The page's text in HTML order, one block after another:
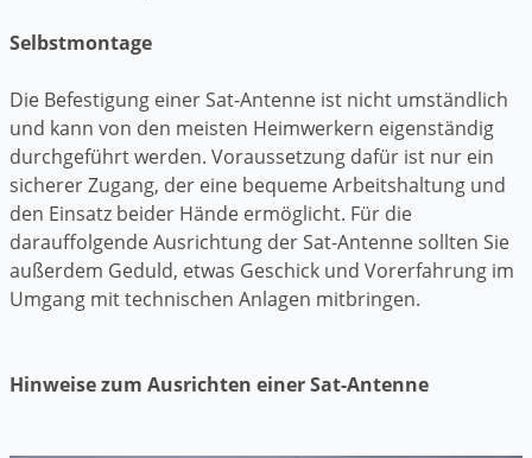
Selbstmontage
Die Befestigung einer Sat-Antenne ist nicht umständlich
und kann von den meisten Heimwerkern eigenständig
durchgeführt werden. Voraussetzung dafür ist nur ein
sicherer Zugang, der eine bequeme Arbeitshaltung und
den Einsatz beider Hände ermöglicht. Für die
darauffolgende Ausrichtung der Sat-Antenne sollten Sie
außerdem Geduld, etwas Geschick und Vorerfahrung im
Umgang mit technischen Anlagen mitbringen.
Hinweise zum Ausrichten einer Sat-Antenne